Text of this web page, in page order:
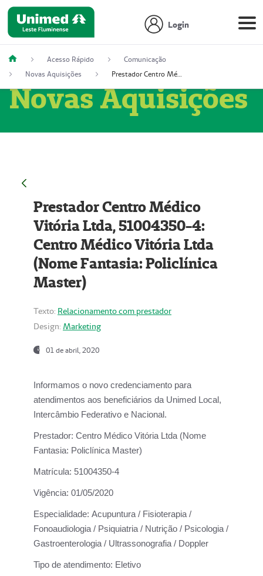
Login
Acesso Rápido
Comunicação
Novas Aquisições
Prestador Centro Médico Vitória Ltda, 51004350-4: Centro Médico Vitória Ltda (Nome Fantasia: Policlínica Master)
Novas Aquisições
Prestador Centro Médico
Vitória Ltda, 51004350-4:
Centro Médico Vitória Ltda
(Nome Fantasia: Policlínica
Master)
Texto: Relacionamento com prestador
Design: Marketing
01 de abril, 2020
Informamos o novo credenciamento para
atendimentos aos beneficiários da Unimed Local,
Intercâmbio Federativo e Nacional.
Prestador: Centro Médico Vitória Ltda (Nome
Fantasia: Policlínica Master)
Matrícula: 51004350-4
Vigência: 01/05/2020
Especialidade: Acupuntura / Fisioterapia /
Fonoaudiologia / Psiquiatria / Nutrição / Psicologia /
Gastroenterologia / Ultrassonografia / Doppler
Tipo de atendimento: Eletivo